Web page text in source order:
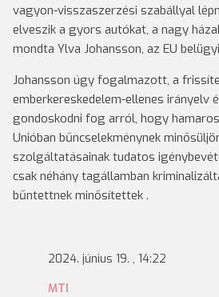
vagyon-visszaszerzési szabállyal
elveszik a gyors autókat, a nagy
mondta Ylva Johansson, az EU
Johansson úgy fogalmazott, a
emberkereskedelem-ellenes irányelv
gondoskodni fog arról, hogy
Unióban bűncselekménynek
szolgáltatásainak tudatos
csak néhány tagállamban
bűntettnek minősítettek .
2024. június 19. , 14:22
MTI